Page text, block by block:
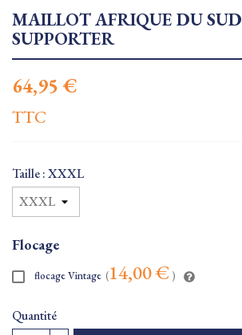
MAILLOT AFRIQUE DU SUD
SUPPORTER
64,95 €
TTC
Taille : XXXL
Flocage
flocage Vintage (14,00 € )
Quantité